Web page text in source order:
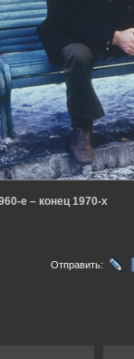
е – конец 1970-х
Отправить: